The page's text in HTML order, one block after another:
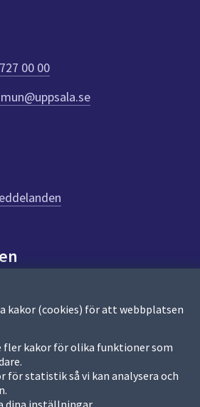
kakor (cookies) för att webbplatsen
fler kakor för olika funktioner som
för statistik så vi kan analysera och
dina inställningar.
00 00
diarium